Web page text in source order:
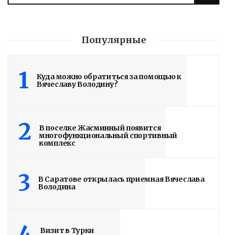
Популярные
1
Куда можно обратиться за помощью к
Вячеславу Володину?
2
В поселке Жасминный появится
многофункциональный спортивный
комплекс
3
В Саратове открылась приемная Вячеслава
Володина
Визит в Турки